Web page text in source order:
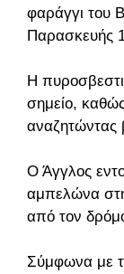
φαράγγι του
Παρασκευής
Η
σημείο,
αναζητώντας
Ο Άγγλος
αμπελώνα
από τον
Σύμφωνα με